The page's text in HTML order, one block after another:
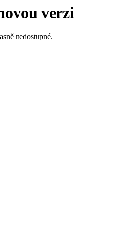
verzi
nedostupné.